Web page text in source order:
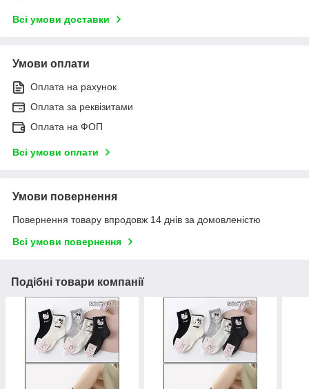
Всі умови доставки
Умови оплати
Оплата на рахунок
Оплата за реквізитами
Оплата на ФОП
Всі умови оплати
Умови повернення
Повернення товару впродовж 14 днів за домовленістю
Всі умови повернення
Подібні товари компанії